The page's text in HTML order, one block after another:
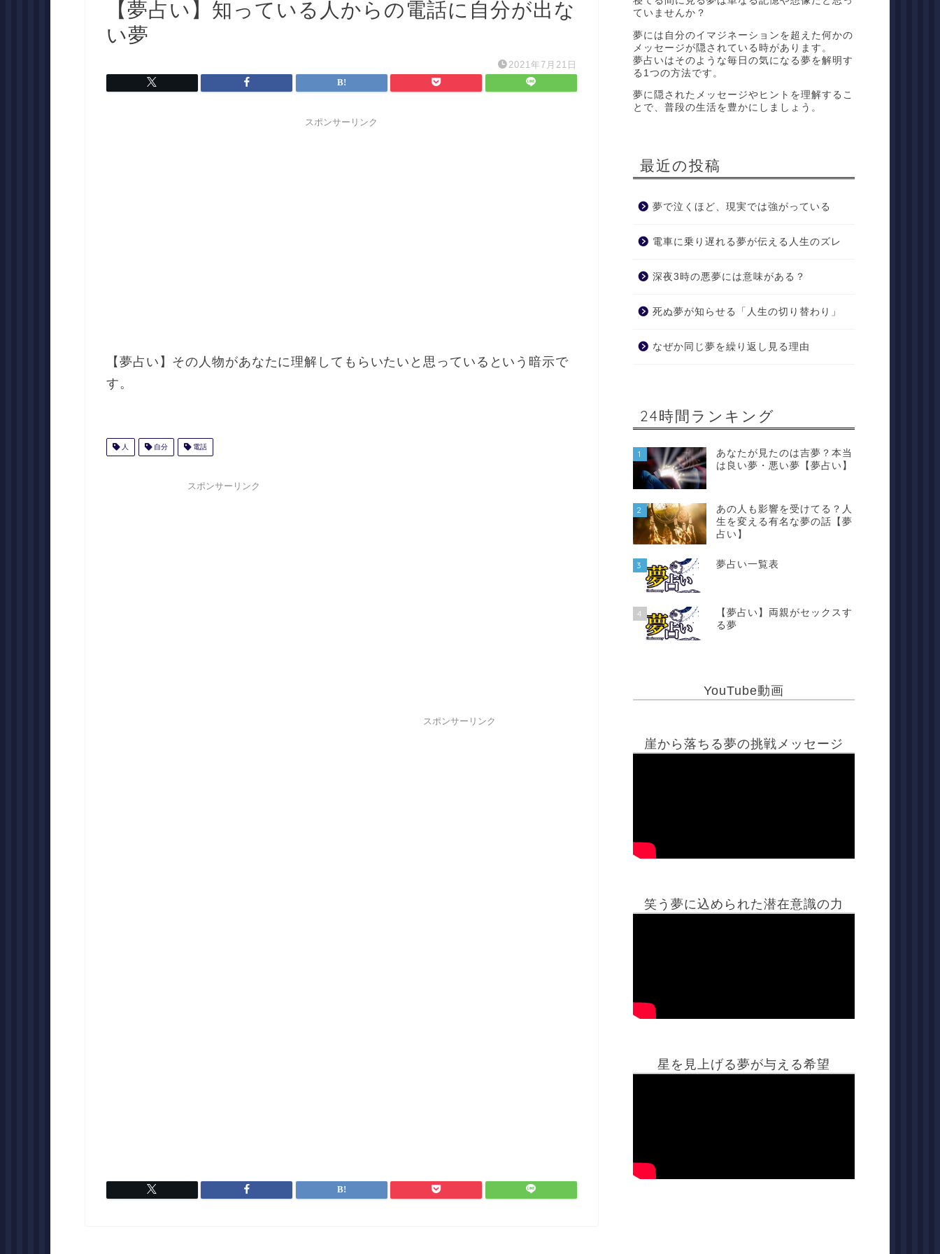
【夢占い】知っている人からの電話に自分が出な
い夢
2021年7月21日
スポンサーリンク
【夢占い】その人物があなたに理解してもらいたいと思っているという暗示で
す。
人 自分 電話
スポンサーリンク
スポンサーリンク
ていませんか？
夢には自分のイマジネーションを超えた何かの
メッセージが隠されている時があります。
夢占いはそのような毎日の気になる夢を解明す
る1つの方法です。
夢に隠されたメッセージやヒントを理解するこ
とで、普段の生活を豊かにしましょう。
最近の投稿
夢で泣くほど、現実では強がっている
電車に乗り遅れる夢が伝える人生のズレ
深夜3時の悪夢には意味がある？
死ぬ夢が知らせる「人生の切り替わり」
なぜか同じ夢を繰り返し見る理由
24時間ランキング
1
あなたが見たのは吉夢？本当
は良い夢・悪い夢【夢占い】
2
あの人も影響を受けてる？人
生を変える有名な夢の話【夢
占い】
3 夢占い一覧表
4
【夢占い】両親がセックスす
る夢
YouTube動画
崖から落ちる夢の挑戦メッセージ
笑う夢に込められた潜在意識の力
星を見上げる夢が与える希望